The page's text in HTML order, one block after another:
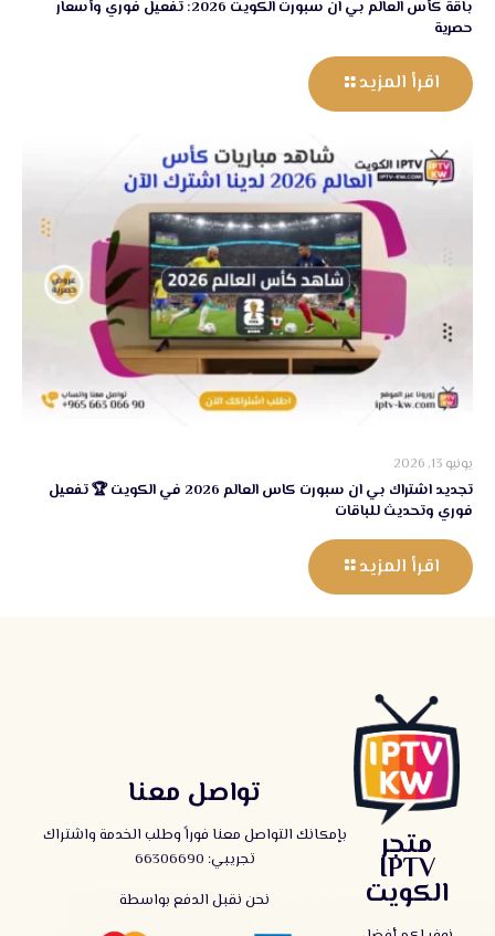
باقة كأس العالم بي ان سبورت الكويت 2026: تفعيل فوري وأسعار
حصرية
اقرأ المزيد
يونيو 13, 2026
تجديد اشتراك بي ان سبورت كاس العالم 2026 في الكويت 🏆 تفعيل
فوري وتحديث للباقات
اقرأ المزيد
متجر
IPTV
الكويت
تواصل معنا
بإمكانك التواصل معنا فوراً وطلب الخدمة واشتراك
تجريبي: 66306690
نحن نقبل الدفع بواسطة